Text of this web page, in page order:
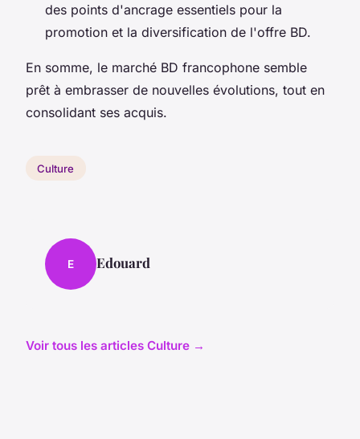
des points d'ancrage essentiels pour la
promotion et la diversification de l'offre BD.
En somme, le marché BD francophone semble
prêt à embrasser de nouvelles évolutions, tout en
consolidant ses acquis.
Culture
E Edouard
Voir tous les articles Culture →